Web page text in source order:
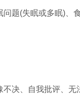
题(失眠或多眠)
决、自我批评、